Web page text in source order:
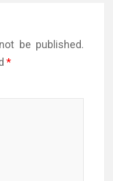
be published.
*